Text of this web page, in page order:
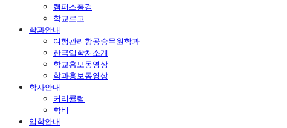
캠퍼스풍경
학교로고
학과안내
여행관리항공승무원학과
한국입학처소개
학교홍보동영상
학과홍보동영상
학사안내
커리큘럼
학비
입학안내